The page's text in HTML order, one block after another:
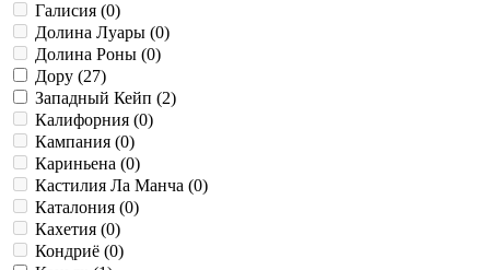
Галисия (0)
Долина Луары (0)
Долина Роны (0)
Дору (27)
Западный Кейп (2)
Калифорния (0)
Кампания (0)
Кариньена (0)
Кастилия Ла Манча (0)
Каталония (0)
Кахетия (0)
Кондриё (0)